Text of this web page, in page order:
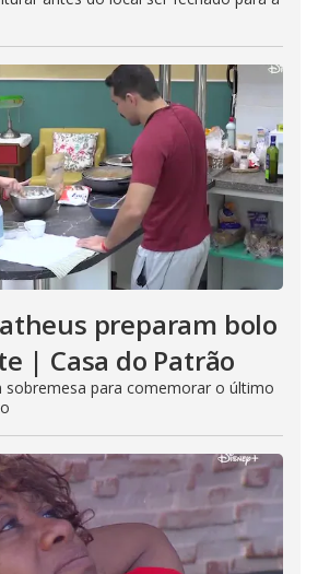
preparam bolo
| Casa do Patrão
sobremesa para comemorar o último